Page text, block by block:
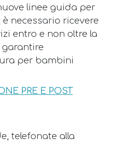
linee guida per
è necessario ricevere
entro e non oltre la
per bambini
PRE E POST
telefonate alla